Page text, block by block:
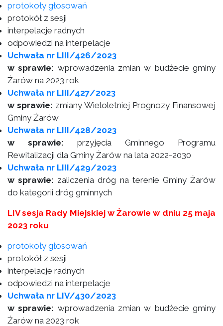
protokoły głosowań
protokół z sesji
interpelacje radnych
odpowiedzi na interpelacje
Uchwała nr LIII/426/2023
w sprawie: wprowadzenia zmian w budżecie gminy
Żarów na 2023 rok
Uchwała nr LIII/427/2023
w sprawie: zmiany Wieloletniej Prognozy Finansowej
Gminy Żarów
Uchwała nr LIII/428/2023
w sprawie: przyjęcia Gminnego Programu
Rewitalizacji dla Gminy Żarów na lata 2022-2030
Uchwała nr LIII/429/2023
w sprawie: zaliczenia dróg na terenie Gminy Żarów
do kategorii dróg gminnych
LIV sesja Rady Miejskiej w Żarowie w dniu 25 maja
2023 roku
protokoły głosowań
protokół z sesji
interpelacje radnych
odpowiedzi na interpelacje
Uchwała nr LIV/430/2023
w sprawie: wprowadzenia zmian w budżecie gminy
Żarów na 2023 rok